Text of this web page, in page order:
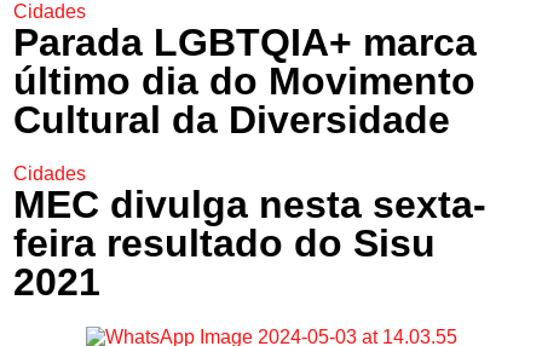
Cidades
Parada LGBTQIA+ marca
último dia do Movimento
Cultural da Diversidade
Cidades
MEC divulga nesta sexta-
feira resultado do Sisu
2021